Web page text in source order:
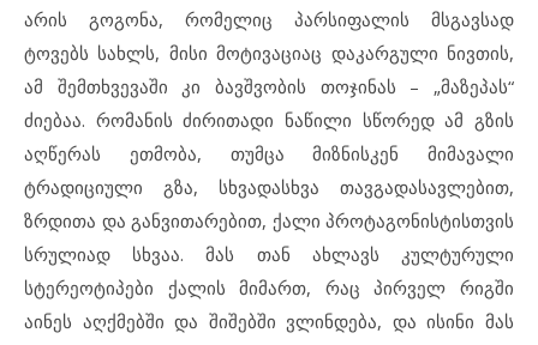
არის გოგონა, რომელიც პარსიფალის მსგავსად
ტოვებს სახლს, მისი მოტივაციაც დაკარგული ნივთის,
ამ შემთხვევაში კი ბავშვობის თოჯინას – „მაზეპას“
ძიებაა. რომანის ძირითადი ნაწილი სწორედ ამ გზის
აღწერას ეთმობა, თუმცა მიზნისკენ მიმავალი
ტრადიციული გზა, სხვადასხვა თავგადასავლებით,
ზრდითა და განვითარებით, ქალი პროტაგონისტისთვის
სრულიად სხვაა. მას თან ახლავს კულტურული
სტერეოტიპები ქალის მიმართ, რაც პირველ რიგში
აინეს აღქმებში და შიშებში ვლინდება, და ისინი მას